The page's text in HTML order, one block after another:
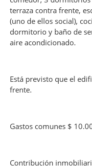
terraza contra frente,
(uno de ellos social),
dormitorio y baño de
aire acondicionado.
Está previsto que el
frente.
Gastos comunes $
Contribución